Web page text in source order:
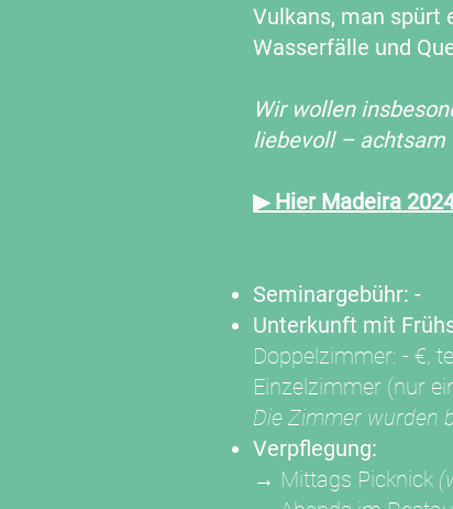
Vulkans, man spürt
Wasserfälle und
Wir wollen
liebevoll – achtsam
▶ Hier Madeira
Seminargebühr: -
Unterkunft mit
Doppelzimmer: - €,
Einzelzimmer (nur
Die Zimmer wurden
Verpflegung:
→ Mittags Picknick